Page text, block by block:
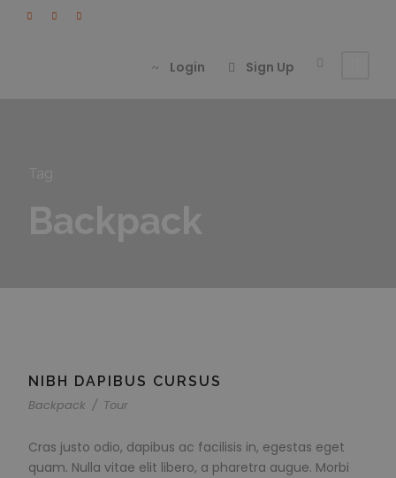
Login Sign Up
NIBH DAPIBUS CURSUS
Backpack / Tour
Cras justo odio, dapibus ac facilisis in, egestas eget
quam. Nulla vitae elit libero, a pharetra augue. Morbi